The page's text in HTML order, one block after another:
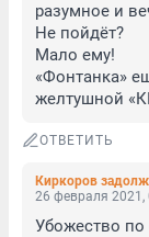
разумное и
Не пойдёт?
Мало ему!
«Фонтанка»
желтушной
ОТВЕТИТЬ
26 февраля 2021,
Убожество